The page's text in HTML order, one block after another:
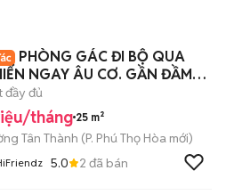
PHÒNG GÁC ĐI BỘ QUA
NGAY ÂU CƠ. GẦN ĐẦM
Q5, Q11
đầy đủ
tháng 25 m²
Tân Thành (P. Phú Thọ Hòa mới)
5.0 2 đã bán